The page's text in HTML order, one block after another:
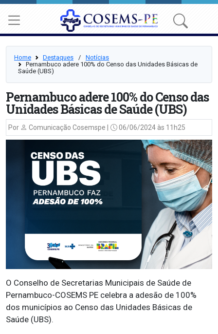
Home Destaques ⠀/⠀ Notícias
Pernambuco adere 100% do Censo das Unidades Básicas de
Saúde (UBS)
Pernambuco adere 100% do Censo das
Unidades Básicas de Saúde (UBS)
Por Comunicação Cosemspe | 06/06/2024 às 11h25
O Conselho de Secretarias Municipais de Saúde de
Pernambuco-COSEMS PE celebra a adesão de 100%
dos municípios ao Censo das Unidades Básicas de
Saúde (UBS).